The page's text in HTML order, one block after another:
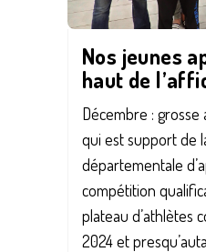
Nos jeunes
haut de
Décembre :
qui est support de
départementale
compétition
plateau d’athlètes
2024 et